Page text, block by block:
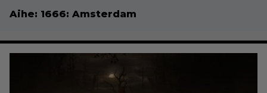
Aihe: 1666: Amsterdam